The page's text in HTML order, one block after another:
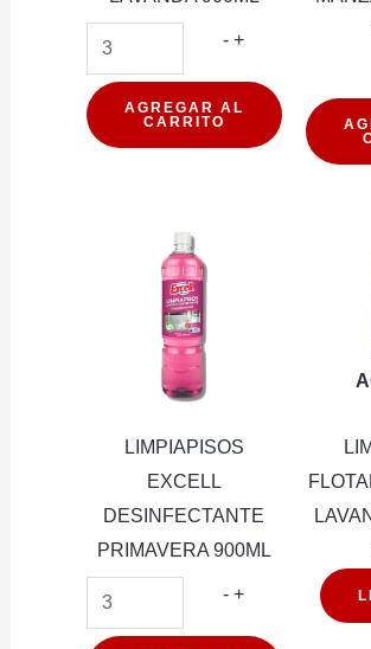
- LIMPIAPISOS
LAVANDA
+
AGREGAR AL
CARRITO
LIMPIAPISOS
EXCELL
DESINFECTANTE
PRIMAVERA 900ML
- LIMPIAPISOS
+